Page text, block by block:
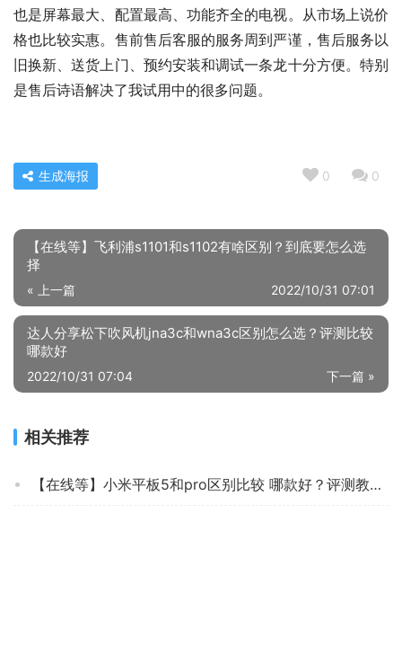
也是屏幕最大、配置最高、功能齐全的电视。从市场上说价
格也比较实惠。售前售后客服的服务周到严谨，售后服务以
旧换新、送货上门、预约安装和调试一条龙十分方便。特别
是售后诗语解决了我试用中的很多问题。
0 0
生成海报
【在线等】飞利浦s1101和s1102有啥区别？到底要怎么选
择
« 上一篇 2022/10/31 07:01
达人分享松下吹风机jna3c和wna3c区别怎么选？评测比较
哪款好
下一篇 »
2022/10/31 07:04
相关推荐
【在线等】小米平板5和pro区别比较 哪款好？评测教你怎么选